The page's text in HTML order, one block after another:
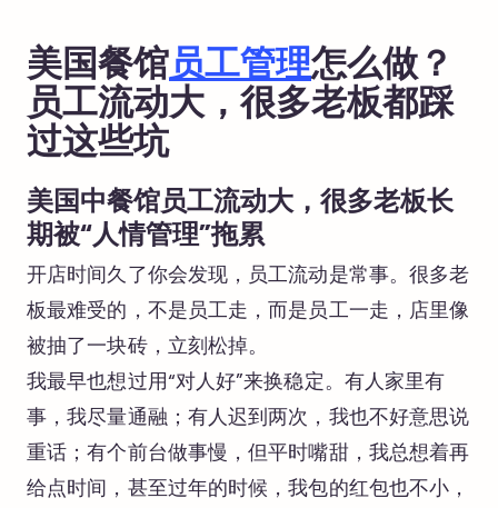
美国餐馆 员工管理怎么做？
员工流动大，很多老板都踩
过这些坑
美国中餐馆员工流动大，很多老板长
期被“人情管理”拖累
开店时间久了你会发现，员工流动是常事。很多老
板最难受的，不是员工走，而是员工一走，店里像
被抽了一块砖，立刻松掉。
我最早也想过用“对人好”来换稳定。有人家里有
事，我尽量通融；有人迟到两次，我也不好意思说
重话；有个前台做事慢，但平时嘴甜，我总想着再
给点时间，甚至过年的时候，我包的红包也不小，